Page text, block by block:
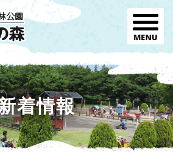
着情報